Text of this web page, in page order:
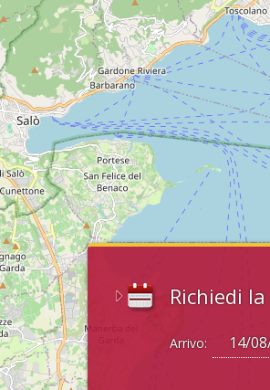
Richiedi la
Arrivo: